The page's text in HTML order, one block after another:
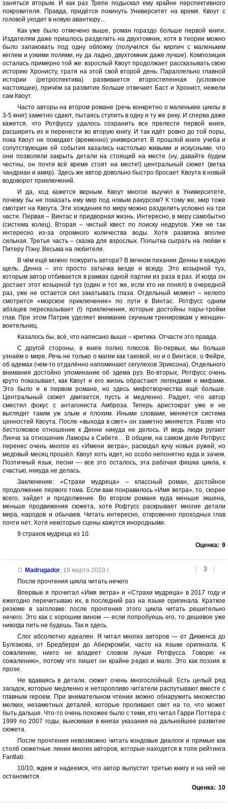
заняться вторым. И как раз Трепе подыскал ему крайне перспективного
покровителя. Правда, придётся покинуть Университет на время. Квоут с
головой уходит в новую авантюру…
Как уже было отмечено выше, роман гораздо больше первой книги.
Издателям даже пришлось разделить на двухтомник, хотя в теории можно
было запаковать под одну обложку (получился бы кирпич с маленьким
кеглем и узкими полями, ну да ладно, двухтомник даже лучше). Композиция
осталась примерно той же: взрослый Квоут продолжает рассказывать свою
историю Хронисту, тратя на этой свой второй день. Параллельно главной
истории (ретроспектива) развивается второстепенная (условное
настоящее), причём за развитие больше отвечает Баст и Хронист, нежели
сам Квоут.
Часто авторы на втором романе (речь конкретно о маленькие циклы в
3-5 книг) заметно сдают, пытаясь ступить в одну и ту же реку. И сперва даже
кажется, что Ротфуссу удалось сохранить все прелести первой книги,
расширить их и перенести во вторую книгу. И так идёт ровно до той поры,
пока Квоут не покидает (временно) университет. В прошлой книге учеба и
сопутствующие ей события казались настолько живыми и искусными, что
они позволяли закрыть детали на стоящий на месте (ну, давайте будем
честны, он почти всё время стоят на месте!) центральный сюжет (ветка
чандриан и амир). Здесь же автор довольно быстро бросает Квоута в новый
водоворот приключений.
И да, ход кажется верным. Квоут многое выучил в Университете,
почему бы не показать ему мир под новым ракурсом? К тому же, мир тоже
смотрит на Квоута. Эти хождения по миру можно разделить условно на три
части. Первая – Винтас и придворная жизнь. Интересно, в меру самобытно
(система колец). Вторая – чистый квест по поиску недругов. Уже не так
интересно из-за огромного количества воды. Хотя развязка вполне
сильная. Третья часть – сказка для взрослых. Попытка сыграть на любви к
Питеру Пэну. Весьма на любителя.
В чём ещё можно пожурить автора? В вечном пихании Денны в каждую
щель. Денна – это просто затычка везде и всюду. Это козырной туз,
которым автор отбивается в рамках одной партии из раза в раз. И когда он
достает этот козырной туз (один и тот же, если кто не понял) в очередной
раз, уже не остается сил закатывать глаза. Отдельный момент – нелепо
смотрится «морское приключение» по пути в Винтас. Ротфусс одним
абзацев пересказывает (!) приключения, которые достойны пары-тройки
глав. При этом Патрик уделяет внимание скучным тренировкам у женщин-
воительниц.
Казалось бы, всё, что написано выше – критика. Отчасти это правда.
С другой стороны, в книге полно плюсов. Во-первых, мы больше
узнаём о мире. Речь не только о магии как таковой, но и о Винтасе, о Фейри,
об адемах (чем-то отдалённо напоминают сегулехов Эриксона). Отдельного
внимания достойно упоминание об эдема руэ. Во-вторых, Ротфусс очень
круто показывает, как Квоут и его жизнь обрастают легендами и мифами.
Это было и в первом романе, но здесь мифотворчества ещё больше.
Центральный сюжет двигается, пусть и медленно. Радует, что автор
сместил фокус с антагониста Амброза. Теперь аристократ уже и не
выглядит таким уж злым и плохим. Иными словами, меняется система
ценностей Квоута. После «выхода в свет» он заметно меняется. Разве что
бестолковое отношение к Денне никуда не делось. И ведь люди ругают
Линча за отношение Ламоры к Сабете… В общем, на самом деле Ротфусс
перенес очень многое из «Имени ветра», раскидал кучу новых ружей, но
медовый месяц прошёл. Квоут хоть идет, но особо непонятно куда и зачем.
Поэтичный язык, песни — все это осталось, эта рабочая фишка цикла, к
счастью, никуда не делась.
Заключение: «Страхи мудреца» – классный роман, достойное
продолжение первого тома. Если вам понравилось «Имя ветра», то, скорее
всего, зайдет и продолжение. Во втором романе куда меньше экшена,
меньше продвижения сюжета, хотя Рофтусс раскрывает многие детали
мира, народов и обычаев. Читать интересно, откровенно проходных глав
почти нет. Хотя некоторые сцены кажутся инородными.
9 страхов мудреца из 10.
Оценка: 9
[ 3 ]
Madrugador, 19 марта 2023 г.
После прочтения цикла читать нечего
Впервые я прочитал «Имя ветра» и «Страхи мудреца» в 2017 году и
ежегодно перечитываю их, в последний раз на языке оригинала. Краткое
резюме в заголовке: после прочтения этого цикла читать решительно
нечего. Это как с хорошим вином — если попробуешь его, то дешевое уже
никогда пить не будешь. Так и здесь.
Слог абсолютно идеален. Я читал многих авторов — от Диккенса до
Булгакова, от Бредберри до Аберкромби, часто на языке оригинала. К
сожалению, никто не владеет словом лучше Ротфусса. Говорю «к
сожалению», потому что пишет он крайне редко и мало. Это как поэзия в
прозе.
Не вдаваясь в детали, сюжет очень многослойный. Есть целый ряд
загадок, которые медленно и неторопливо читатели распутывают вместе с
главным героем. При внимательном чтении можно обнаружить множество
мелких, незаметных деталей, которые проливают свет на то, что может
быть дальше. Что-то очень похожее было с теми, кто читал Гарри Поттера с
1999 по 2007 годы, выискивая в книгах указания на дальнейшее развитие
сюжета.
После прочтения невозможно читать кондовые диалоги и прямые как
столб сюжетные линии многих авторов, которые находятся в топе рейтинга
Fantlab.
10/10, ждем и надеемся, что автор выпустит третью книгу и на ней не
остановится.
Оценка: 10